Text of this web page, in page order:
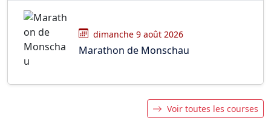
dimanche 9 août 2026
Marathon de Monschau
Voir toutes les courses